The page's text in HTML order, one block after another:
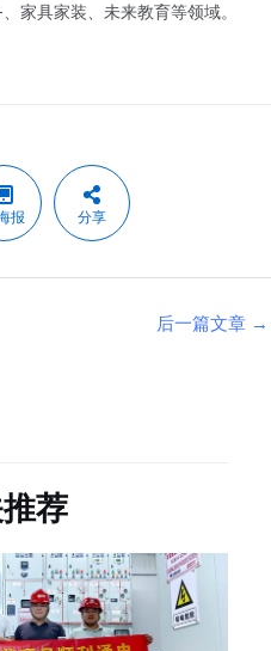
家具家装、未来教育等领域。
报 分享
后一篇文章 →
荐